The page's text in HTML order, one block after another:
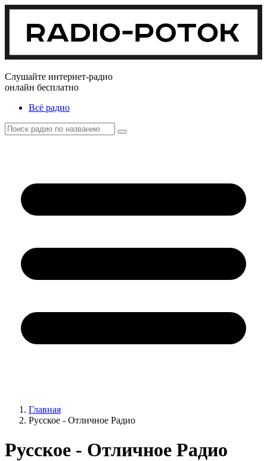
Слушайте интернет-радио
онлайн бесплатно
Всё радио
Главная
Русское - Отличное Радио
Русское - Отличное Радио